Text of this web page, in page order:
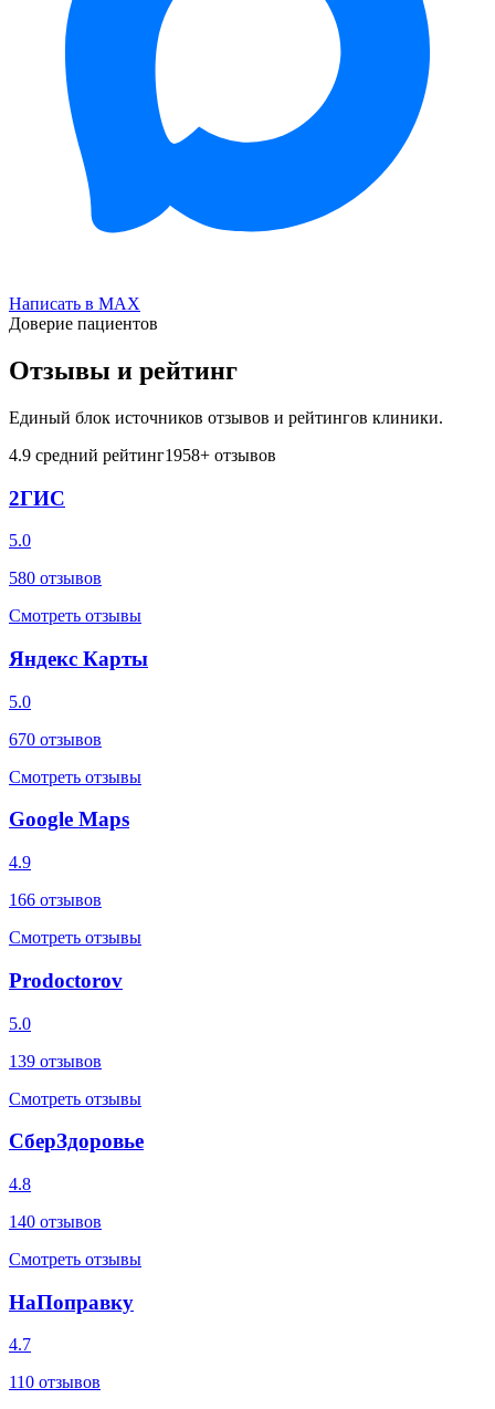
Написать в MAX
Доверие пациентов
Отзывы и рейтинг
Единый блок источников отзывов и рейтингов клиники.
4.9 средний рейтинг1958+ отзывов
2ГИС
5.0
580 отзывов
Смотреть отзывы
Яндекс Карты
5.0
670 отзывов
Смотреть отзывы
Google Maps
4.9
166 отзывов
Смотреть отзывы
Prodoctorov
5.0
139 отзывов
Смотреть отзывы
СберЗдоровье
4.8
140 отзывов
Смотреть отзывы
НаПоправку
4.7
110 отзывов